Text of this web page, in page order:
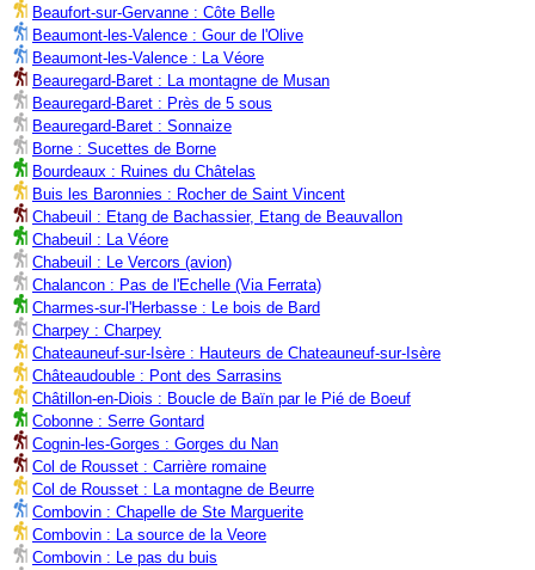
Beaufort-sur-Gervanne : Côte Belle
Beaumont-les-Valence : Gour de l'Olive
Beaumont-les-Valence : La Véore
Beauregard-Baret : La montagne de Musan
Beauregard-Baret : Près de 5 sous
Beauregard-Baret : Sonnaize
Borne : Sucettes de Borne
Bourdeaux : Ruines du Châtelas
Buis les Baronnies : Rocher de Saint Vincent
Chabeuil : Etang de Bachassier, Etang de Beauvallon
Chabeuil : La Véore
Chabeuil : Le Vercors (avion)
Chalancon : Pas de l'Echelle (Via Ferrata)
Charmes-sur-l'Herbasse : Le bois de Bard
Charpey : Charpey
Chateauneuf-sur-Isère : Hauteurs de Chateauneuf-sur-Isère
Châteaudouble : Pont des Sarrasins
Châtillon-en-Diois : Boucle de Baïn par le Pié de Boeuf
Cobonne : Serre Gontard
Cognin-les-Gorges : Gorges du Nan
Col de Rousset : Carrière romaine
Col de Rousset : La montagne de Beurre
Combovin : Chapelle de Ste Marguerite
Combovin : La source de la Veore
Combovin : Le pas du buis